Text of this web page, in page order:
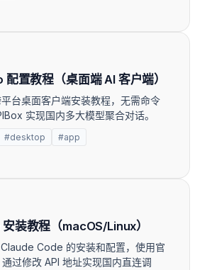
置教程（桌面端 AI 客户端）
台桌面客户端安装教程，无需命令
实现国内多大模型聚合对话。
#desktop #app
装教程（macOS/Linux）
Code 的安装和配置，使用官
过修改 API 地址实现国内直连调